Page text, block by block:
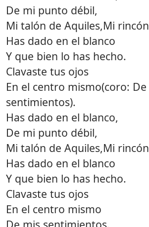
De mi punto débil,
Mi talón de Aquiles,Mi
Has dado en el blanco
Y que bien lo has hecho.
Clavaste tus ojos
En el centro mismo(coro:
sentimientos).
Has dado en el blanco,
De mi punto débil,
Mi talón de Aquiles,Mi
Has dado en el blanco
Y que bien lo has hecho.
Clavaste tus ojos
En el centro mismo
De mis sentimientos.